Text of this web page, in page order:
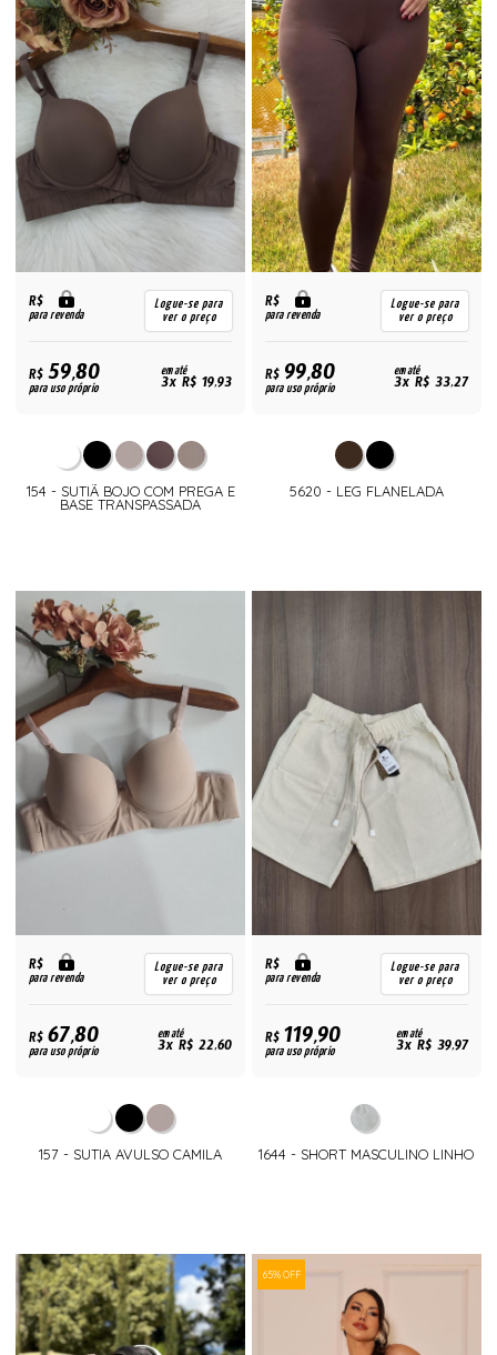
R$
para revenda
Logue-se para
ver o preço
R$59,80
para uso próprio
em até
3x R$ 19,93
154 - SUTIÃ BOJO COM PREGA E
BASE TRANSPASSADA
R$
para revenda
Logue-se para
ver o preço
R$99,80
para uso próprio
em até
3x R$ 33,27
5620 - LEG FLANELADA
R$
para revenda
Logue-se para
ver o preço
R$67,80
para uso próprio
em até
3x R$ 22,60
157 - SUTIA AVULSO CAMILA
R$
para revenda
Logue-se para
ver o preço
R$119,90
para uso próprio
em até
3x R$ 39,97
1644 - SHORT MASCULINO LINHO
65% OFF